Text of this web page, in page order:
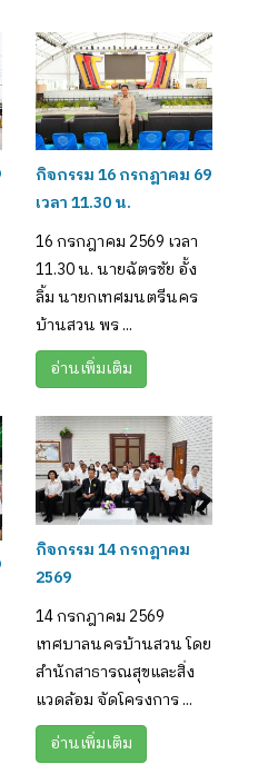
กิจกรรม 16 กรกฎาคม 69
เวลา 11.30 น.
16 กรกฎาคม 2569 เวลา
11.30 น. นายฉัตรชัย อั้ง
ลิ้ม นายกเทศมนตรีนคร
บ้านสวน พร ...
อ่านเพิ่มเติม
กิจกรรม 14 กรกฎาคม
2569
14 กรกฎาคม 2569
เทศบาลนครบ้านสวน โดย
สำนักสาธารณสุขและสิ่ง
แวดล้อม จัดโครงการ ...
อ่านเพิ่มเติม